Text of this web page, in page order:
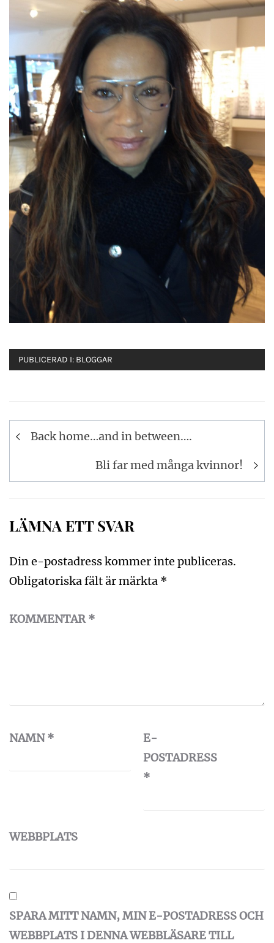
PUBLICERAD I: BLOGGAR
Inläggsnavigering
Back home…and in between….
Bli far med många kvinnor!
LÄMNA ETT SVAR
Din e-postadress kommer inte publiceras.
Obligatoriska fält är märkta *
KOMMENTAR*
NAMN*
E-
POSTADRESS
*
WEBBPLATS
SPARA MITT NAMN, MIN E-POSTADRESS OCH
WEBBPLATS I DENNA WEBBLÄSARE TILL